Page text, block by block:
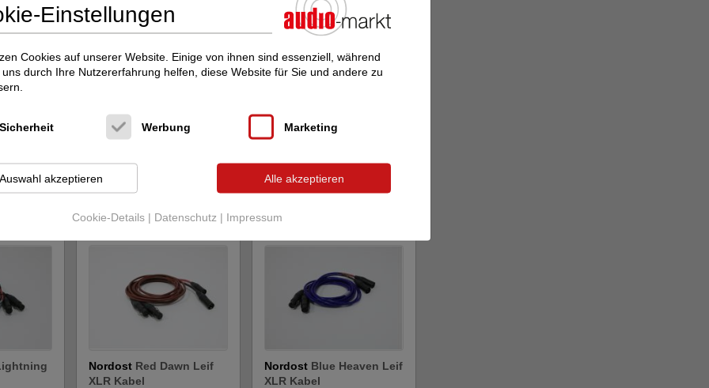
GmbH im audio-markt
Nordost Red Dawn Leif
XLR Kabel
Nordost Blue Heaven Leif
XLR Kabel
Einstellungen
Cookies auf unserer Website. Einige von ihnen sind essenziell, während
durch Ihre Nutzererfahrung helfen, diese Website für Sie und andere zu
Cookie-Details | Datenschutz | Impressum
Sicherheit Werbung Marketing
Auswahl akzeptieren Alle akzeptieren